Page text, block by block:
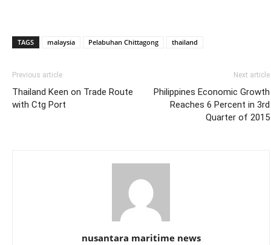
TAGS malaysia Pelabuhan Chittagong thailand
Previous article
Thailand Keen on Trade Route
with Ctg Port
Next article
Philippines Economic Growth
Reaches 6 Percent in 3rd
Quarter of 2015
nusantara maritime news